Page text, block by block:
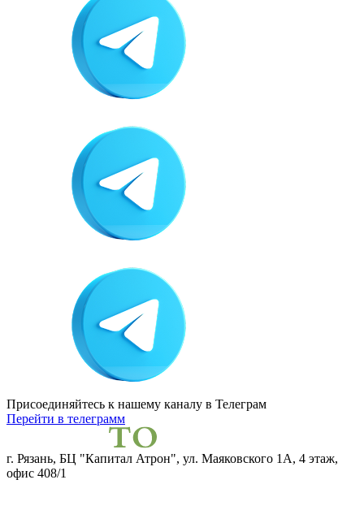
Присоединяйтесь к нашему каналу в Телеграм
Перейти в телеграмм
г. Рязань, БЦ "Капитал Атрон", ул. Маяковского 1А, 4 этаж,
офис 408/1